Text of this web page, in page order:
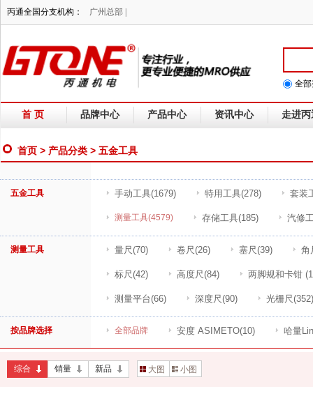
丙通全国分支机构： 广州总部 |
全
首 页 品牌中心 产品中心 资讯中心 走进丙
首页 > 产品分类 > 五金工具
五金工具 手动工具(1679) 特用工具(278) 套装
测量工具(4579) 存储工具(185) 汽修
测量工具 量尺(70) 卷尺(26) 塞尺(39) 角
标尺(42) 高度尺(84) 两脚规和卡钳
测量平台(66) 深度尺(90) 光栅尺(352)
按品牌选择 全部品牌 安度 ASIMETO(10) 哈量
综合 销量 新品 大图 小图